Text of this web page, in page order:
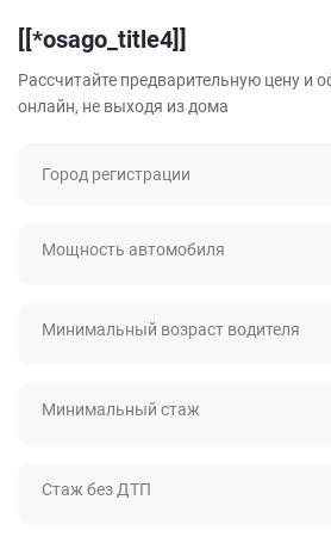
[[*osago_title4]]
Рассчитайте предварительную цену и
онлайн, не выходя из дома
Город регистрации
Мощность автомобиля
Минимальный возраст водителя
Минимальный стаж
Стаж без ДТП